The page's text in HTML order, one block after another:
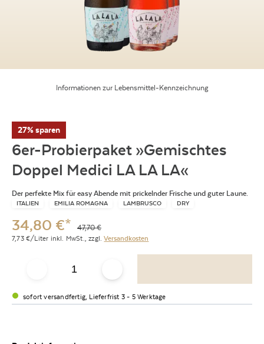
Informationen zur Lebensmittel-Kennzeichnung
27% sparen
6er-Probierpaket »Gemischtes
Doppel Medici LA LA LA«
Der perfekte Mix für easy Abende mit prickelnder Frische und guter Laune.
ITALIEN EMILIA ROMAGNA LAMBRUSCO DRY
34,80 €* 47,70€
7,73 €/Liter inkl. MwSt., zzgl.Versandkosten
sofort versandfertig, Lieferfrist 3 - 5 Werktage